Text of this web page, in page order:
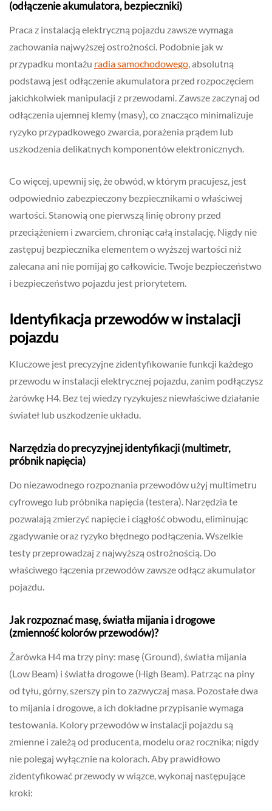
(odłączenie akumulatora, bezpieczniki)
Praca z instalacją elektryczną pojazdu zawsze wymaga
zachowania najwyższej ostrożności. Podobnie jak w
przypadku montażu radia samochodowego , absolutną
podstawą jest odłączenie akumulatora przed rozpoczęciem
jakichkolwiek manipulacji z przewodami. Zawsze zaczynaj od
odłączenia ujemnej klemy (masy), co znacząco minimalizuje
ryzyko przypadkowego zwarcia, porażenia prądem lub
uszkodzenia delikatnych komponentów elektronicznych.
Co więcej, upewnij się, że obwód, w którym pracujesz, jest
odpowiednio zabezpieczony bezpiecznikami o właściwej
wartości. Stanowią one pierwszą linię obrony przed
przeciążeniem i zwarciem, chroniąc całą instalację. Nigdy nie
zastępuj bezpiecznika elementem o wyższej wartości niż
zalecana ani nie pomijaj go całkowicie. Twoje bezpieczeństwo
i bezpieczeństwo pojazdu jest priorytetem.
Identyfikacja przewodów w instalacji
pojazdu
Kluczowe jest precyzyjne zidentyfikowanie funkcji każdego
przewodu w instalacji elektrycznej pojazdu, zanim podłączysz
żarówkę H4. Bez tej wiedzy ryzykujesz niewłaściwe działanie
świateł lub uszkodzenie układu.
Narzędzia do precyzyjnej identyfikacji (multimetr,
próbnik napięcia)
Do niezawodnego rozpoznania przewodów użyj multimetru
cyfrowego lub próbnika napięcia (testera). Narzędzia te
pozwalają zmierzyć napięcie i ciągłość obwodu, eliminując
zgadywanie oraz ryzyko błędnego podłączenia. Wszelkie
testy przeprowadzaj z najwyższą ostrożnością. Do
właściwego łączenia przewodów zawsze odłącz akumulator
pojazdu.
Jak rozpoznać masę, światła mijania i drogowe
(zmienność kolorów przewodów)?
Żarówka H4 ma trzy piny: masę (Ground), światła mijania
(Low Beam) i światła drogowe (High Beam). Patrząc na piny
od tyłu, górny, szerszy pin to zazwyczaj masa. Pozostałe dwa
to mijania i drogowe, a ich dokładne przypisanie wymaga
testowania. Kolory przewodów w instalacji pojazdu są
zmienne i zależą od producenta, modelu oraz rocznika; nigdy
nie polegaj wyłącznie na kolorach. Aby prawidłowo
zidentyfikować przewody w wiązce, wykonaj następujące
kroki: